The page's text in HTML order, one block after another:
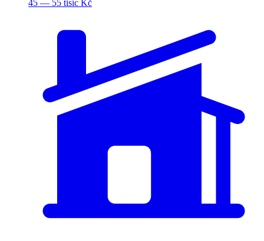
45 — 55 tisíc Kč